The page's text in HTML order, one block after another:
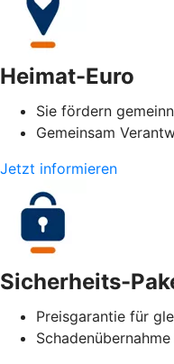
Heimat-Euro
Sie fördern
Gemeinsam
Jetzt informieren
Sicherheits-
Preisgarantie für